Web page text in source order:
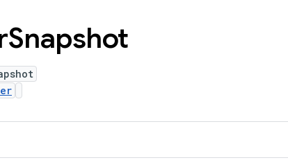
Snapshot